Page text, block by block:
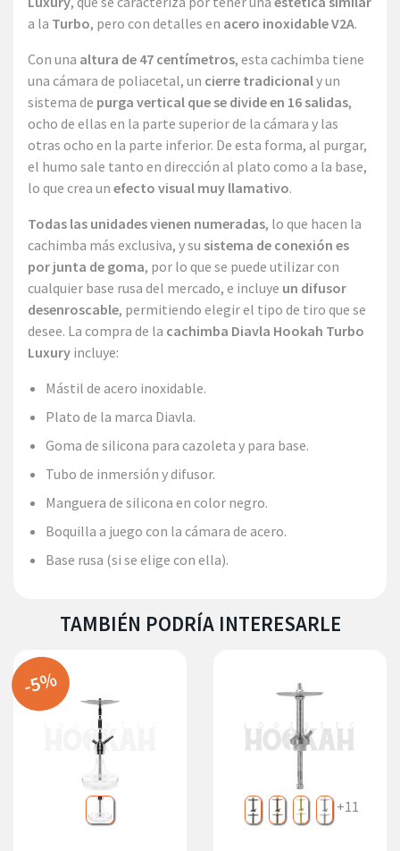
a la Turbo, pero con detalles en acero inoxidable V2A.
Con una altura de 47 centímetros, esta cachimba tiene
una cámara de poliacetal, un cierre tradicionaly un
sistema de purga vertical que se divide en 16 salidas,
ocho de ellas en la parte superior de la cámara y las
otras ocho en la parte inferior. De esta forma, al purgar,
el humo sale tanto en dirección al plato como a la base,
lo que crea un efecto visual muy llamativo.
Todas las unidades vienen numeradas, lo que hacen la
cachimba más exclusiva, y su sistema de conexión es
por junta de goma, por lo que se puede utilizar con
cualquier base rusa del mercado, e incluye un difusor
desenroscable, permitiendo elegir el tipo de tiro que se
desee. La compra de la cachimba Diavla Hookah Turbo
Luxury incluye:
Mástil de acero inoxidable.
Plato de la marca Diavla.
Goma de silicona para cazoleta y para base.
Tubo de inmersión y difusor.
Manguera de silicona en color negro.
Boquilla a juego con la cámara de acero.
Base rusa (si se elige con ella).
TAMBIÉN PODRÍA INTERESARLE
L1
-5%
NegroBronceDoradoPlata
+11